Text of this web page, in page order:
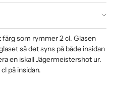
som rymmer 2 cl. Glasen
så det syns på både insidan
en iskall Jägermeistershot ur.
på insidan.